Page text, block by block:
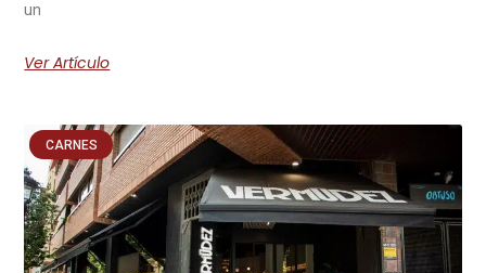
un
Ver Artículo
CARNES